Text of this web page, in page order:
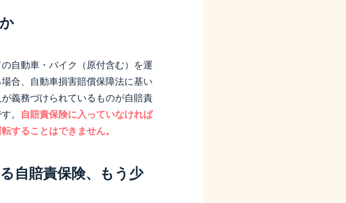
自動車・バイク（原付含む）を運
合、自動車損害賠償保障法に基い
義務づけられているものが自賠責
。
自賠責保険に入っていなければ
することはできません。
自賠責保険、もう少